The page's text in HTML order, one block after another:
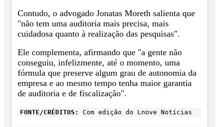
Contudo, o advogado Jonatas Moreth salienta que
"não tem uma auditoria mais precisa, mais
cuidadosa quanto à realização das pesquisas".
Ele complementa, afirmando que "a gente não
conseguiu, infelizmente, até o momento, uma
fórmula que preserve algum grau de autonomia da
empresa e ao mesmo tempo tenha maior garantia
de auditoria e de fiscalização".
FONTE/CRÉDITOS: Com edição do Lnove Notícias